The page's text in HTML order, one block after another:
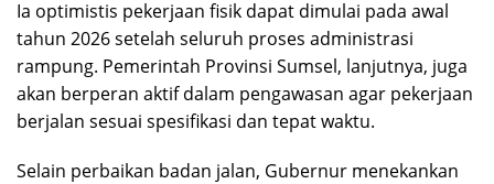
Ia optimistis pekerjaan fisik dapat dimulai pada awal
tahun 2026 setelah seluruh proses administrasi
rampung. Pemerintah Provinsi Sumsel, lanjutnya, juga
akan berperan aktif dalam pengawasan agar pekerjaan
berjalan sesuai spesifikasi dan tepat waktu.
Selain perbaikan badan jalan, Gubernur menekankan